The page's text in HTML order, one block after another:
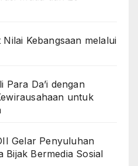
Kebangsaan melalui
Para Da’i dengan
untuk
Gelar Penyuluhan
Bijak Bermedia Sosial